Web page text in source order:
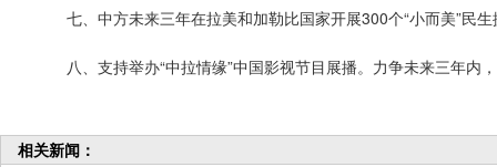
七、中方未来三年在拉美和加勒比国家开展300个“小而美”民
八、支持举办“中拉情缘”中国影视节目展播。力争未来三年
相关新闻：